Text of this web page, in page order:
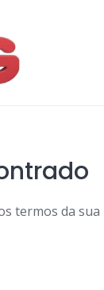
termos da